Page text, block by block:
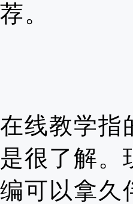
荐。
在线教学指
是很了解。
编可以拿久